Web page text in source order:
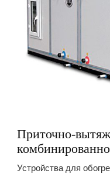
Приточно-
Устройства для